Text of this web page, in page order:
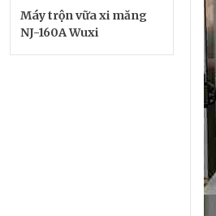
Máy trộn vữa xi măng
NJ-160A Wuxi